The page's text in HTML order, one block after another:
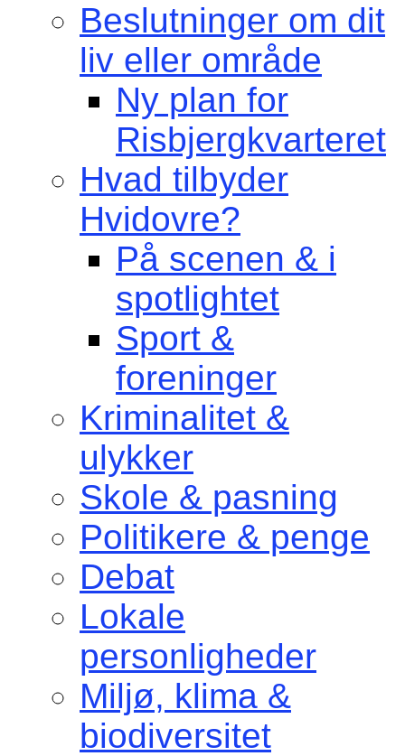
Beslutninger om dit
liv eller område
Ny plan for
Risbjergkvarteret
Hvad tilbyder
Hvidovre?
På scenen & i
spotlightet
Sport &
foreninger
Kriminalitet &
ulykker
Skole & pasning
Politikere & penge
Debat
Lokale
personligheder
Miljø, klima &
biodiversitet